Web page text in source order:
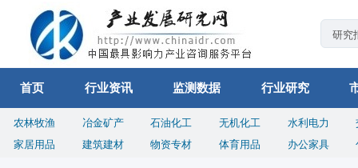
首页 行业资讯 监测数据 行业研究
农林牧渔 冶金矿产 石油化工 无机化工 水利电力
家居用品
建筑建材 物资专材 体育用品 办公家具